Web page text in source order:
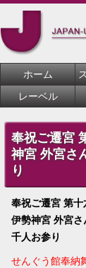
ホーム
レーベル
奉祝ご遷宮
神宮 外宮さ
り
奉祝ご遷宮 第
伊勢神宮 外宮
千人お参り
せんぐう館奉納